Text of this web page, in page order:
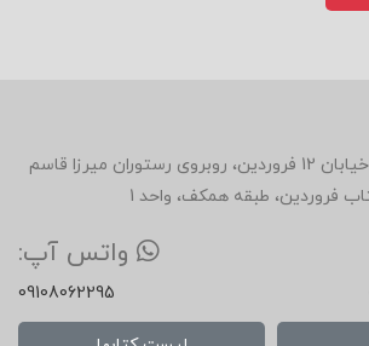
میدان انقلاب، ابتدای خیابان 12 فروردین، روبروی رستوران میرزا قاسم
فروردین، طبقه همکف، واحد 1
واتس آپ:
09108062295